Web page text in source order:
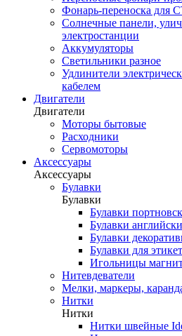
Фонарь-переноска для
Солнечные панели,
электростанции
Аккумуляторы
Светильники разное
Удлинители
кабелем
Двигатели
Двигатели
Моторы бытовые
Расходники
Сервомоторы
Аксессуары
Аксессуары
Булавки
Булавки
Булавки
Булавки
Булавки
Булавки для
Игольницы
Нитевдеватели
Мелки, маркеры,
Нитки
Нитки
Нитки швейные